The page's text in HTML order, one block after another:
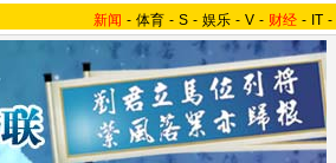
新闻 - 体育 - S - 娱乐 - V - 财经 - IT -